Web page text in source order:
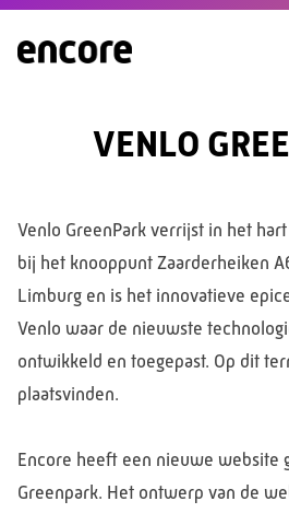
VENLO
Venlo GreenPark verrijst in het
bij het knooppunt Zaarderheiken
Limburg en is het innovatieve
Venlo waar de nieuwste
ontwikkeld en toegepast. Op dit
plaatsvinden.
Encore heeft een nieuwe website
Greenpark. Het ontwerp van de